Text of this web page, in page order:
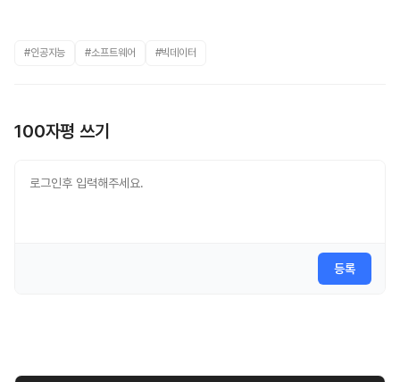
#인공지능 #소프트웨어 #빅데이터
100자평 쓰기
등록